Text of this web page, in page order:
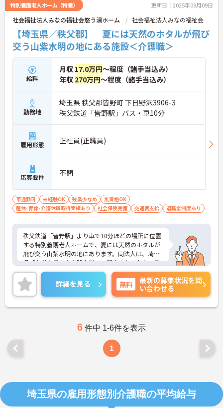
特別養護老人ホーム（特養） 更新日：2025年09月09日
社会福祉法人みなの福祉会悠う湯ホーム 社会福祉法人みなの福祉会
【埼玉県／秩父郡】 夏には天然のホタルが飛び
交う山紫水明の地にある施設＜介護職＞
給料
月収 17.0万円～程度（諸手当込み）
年収 270万円～程度（諸手当込み）
勤務地
埼玉県 秩父郡皆野町 下日野沢3906-3
秩父鉄道「皆野駅」バス・車10分
雇用形態 正社員(正職員)
応募要件 不問
車通勤可 未経験OK 残業少なめ
無資格OK
産休･育休･介護休暇取得実績あり
社会保険完備 交通費支給 退職金制度あり
秩父鉄道「皆野駅」より車で10分ほどの場所に位置
する特別養護老人ホームで、夏には天然のホタルが
飛び交う山紫水明の地にあります。同法人は、埼玉
県「多様な働き方実践企業」に認定されており、働
く女性を応援する「ウーマノミクスの応援団」加盟
しています。ご興味のある方には詳細をお話します
ので、お気軽にお問い合わせください。
詳細を見る 無料
最新の募集状況を問
い合わせる
6 件中 1-6件を表示
1
埼玉県の雇用形態別介護職の平均給与